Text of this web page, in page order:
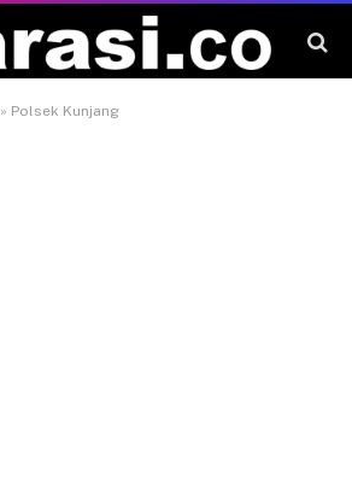
» Polsek Kunjang